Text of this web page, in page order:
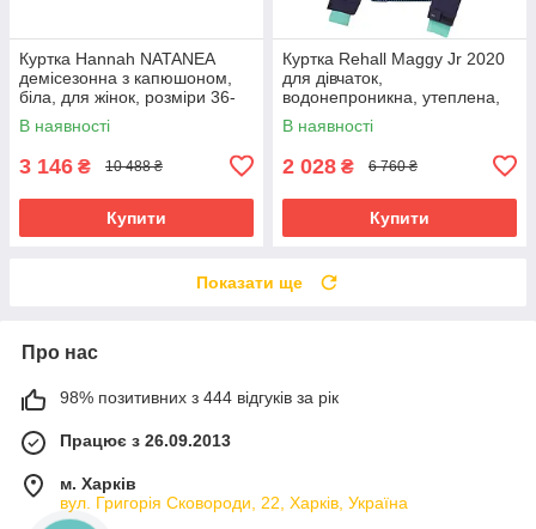
Куртка Hannah NATANEA
демісезонна з капюшоном,
біла, для жінок, розміри 36-
42.
В наявності
3 146 ₴ 10 488 ₴
Купити
Куртка Rehall Maggy Jr 2020
для дівчаток,
водонепроникна, утеплена,
коралова, 128 см
В наявності
2 028 ₴ 6 760 ₴
Купити
Показати ще
Про нас
98% позитивних з 444 відгуків за рік
Працює з 26.09.2013
м. Харків
вул. Григорія Сковороди, 22, Харків, Україна